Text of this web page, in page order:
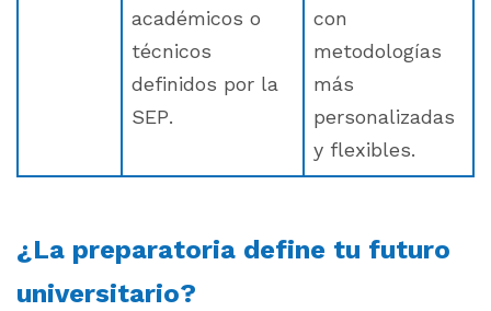
académicos o
técnicos
definidos por la
SEP.
con
metodologías
más
personalizadas
y flexibles.
¿La preparatoria define tu futuro
universitario?